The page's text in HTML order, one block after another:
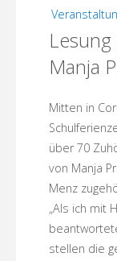
Manja
Mitten in
über 70
von Manja
Menz
„Als ich mit
stellen die